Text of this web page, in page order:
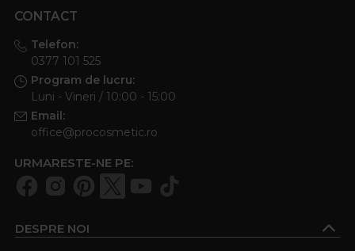
CONTACT
Telefon:
0377 101 525
Program de lucru:
Luni - Vineri / 10:00 - 15:00
Email:
office@procosmetic.ro
URMARESTE-NE PE:
DESPRE NOI